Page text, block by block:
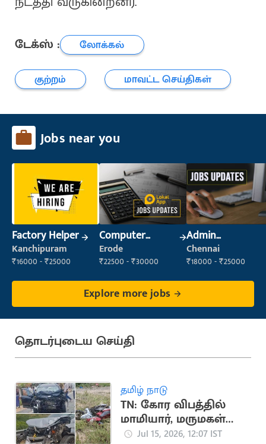
டேக்ஸ் :
லோக்கல்
குற்றம்
மாவட்ட செய்திகள்
Jobs near you
Factory Helper
Kanchipuram
₹16000 - ₹25000
Computer
Operator
Erode
₹22500 - ₹30000
Admin
Supervisor
Chennai
₹18000 - ₹25000
Explore more jobs
தொடர்புடைய செய்தி
தமிழ் நாடு
TN: கோர விபத்தில்
மாமியார், மருமகள்
பலிJul 15, 2026, 12:07 IST